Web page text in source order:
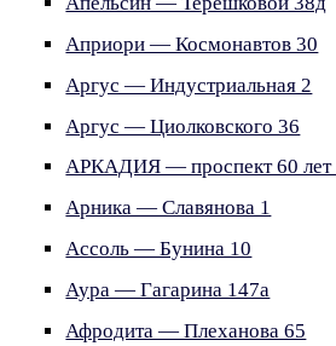
Априори — Космонавтов 30
Аргус — Индустриальная 2
Аргус — Циолковского 36
АРКАДИЯ — проспект 60
Арника — Славянова 1
Ассоль — Бунина 10
Аура — Гагарина 147а
Афродита — Плеханова 65